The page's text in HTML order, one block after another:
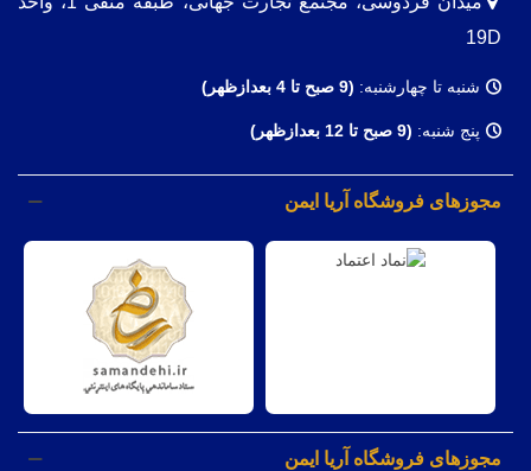
19D
شنبه تا چهارشنبه: (9 صبح تا 4 بعدازظهر)
پنج شنبه: (9 صبح تا 12 بعدازظهر)
مجوزهای فروشگاه آریا ایمن
مجوزهای فروشگاه آریا ایمن